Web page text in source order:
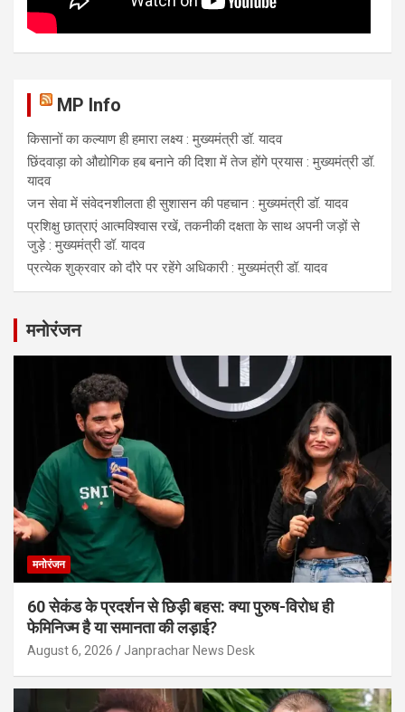
MP Info
किसानों का कल्याण ही हमारा लक्ष्य : मुख्यमंत्री डॉ. यादव
छिंदवाड़ा को औद्योगिक हब बनाने की दिशा में तेज होंगे प्रयास : मुख्यमंत्री डॉ.
यादव
जन सेवा में संवेदनशीलता ही सुशासन की पहचान : मुख्यमंत्री डॉ. यादव
प्रशिक्षु छात्राएं आत्मविश्वास रखें, तकनीकी दक्षता के साथ अपनी जड़ों से
जुड़े : मुख्यमंत्री डॉ. यादव
प्रत्येक शुक्रवार को दौरे पर रहेंगे अधिकारी : मुख्यमंत्री डॉ. यादव
मनोरंजन
मनोरंजन
60 सेकंड के प्रदर्शन से छिड़ी बहस: क्या पुरुष-विरोध ही
फेमिनिज्म है या समानता की लड़ाई?
August 6, 2026 Janprachar News Desk